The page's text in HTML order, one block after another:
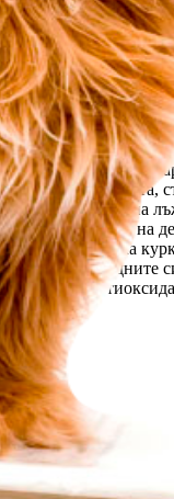
грип: половин
е изстинала.
на
на
се залива с една
се добави щипка
но
ревматизъм.
се нанася на
очиства кръвта,
една трета чаена
капки, 2-3 пъти на
чаена лъжичка
бактерицидните
минерали,